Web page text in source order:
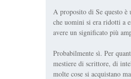
A proposito di Se questo è
che uomini si era ridotti a
avere un significato più
Probabilmente sì. Per
mestiere di scrittore, di
molte cose si acquistano